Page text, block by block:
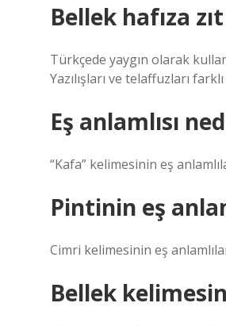
Bellek hafıza
Türkçede yaygın olarak
Yazılışları ve telaffuzları
Eş anlamlısı
“Kafa” kelimesinin eş
Pintinin eş
Cimri kelimesinin eş
Bellek